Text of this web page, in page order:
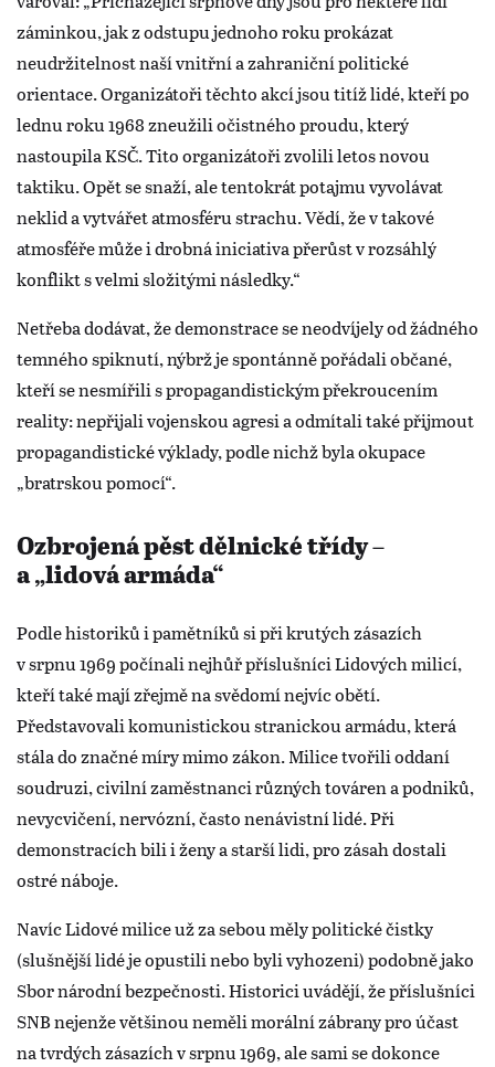
záminkou, jak z odstupu jednoho roku prokázat
neudržitelnost naší vnitřní a zahraniční politické
orientace. Organizátoři těchto akcí jsou titíž lidé, kteří po
lednu roku 1968 zneužili očistného proudu, který
nastoupila KSČ. Tito organizátoři zvolili letos novou
taktiku. Opět se snaží, ale tentokrát potajmu vyvolávat
neklid a vytvářet atmosféru strachu. Vědí, že v takové
atmosféře může i drobná iniciativa přerůst v rozsáhlý
konflikt s velmi složitými následky.“
Netřeba dodávat, že demonstrace se neodvíjely od žádného
temného spiknutí, nýbrž je spontánně pořádali občané,
kteří se nesmířili s propagandistickým překroucením
reality: nepřijali vojenskou agresi a odmítali také přijmout
propagandistické výklady, podle nichž byla okupace
„bratrskou pomocí“.
Ozbrojená pěst dělnické třídy –
a „lidová armáda“
Podle historiků i pamětníků si při krutých zásazích
v srpnu 1969 počínali nejhůř příslušníci Lidových milicí,
kteří také mají zřejmě na svědomí nejvíc obětí.
Představovali komunistickou stranickou armádu, která
stála do značné míry mimo zákon. Milice tvořili oddaní
soudruzi, civilní zaměstnanci různých továren a podniků,
nevycvičení, nervózní, často nenávistní lidé. Při
demonstracích bili i ženy a starší lidi, pro zásah dostali
ostré náboje.
Navíc Lidové milice už za sebou měly politické čistky
(slušnější lidé je opustili nebo byli vyhozeni) podobně jako
Sbor národní bezpečnosti. Historici uvádějí, že příslušníci
SNB nejenže většinou neměli morální zábrany pro účast
na tvrdých zásazích v srpnu 1969, ale sami se dokonce